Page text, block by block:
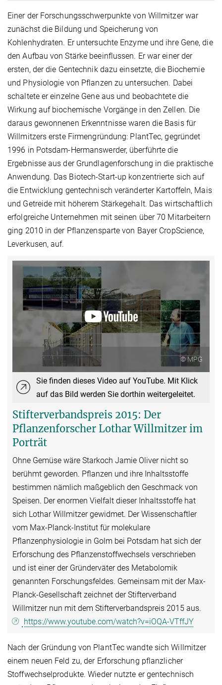
Einer der Forschungsschwerpunkte von Willmitzer war
zunächst die Bildung und Speicherung von
Kohlenhydraten. Er untersuchte Enzyme und ihre Gene, die
den Aufbau von Stärke beeinflussen. Er war einer der
ersten, der die Gentechnik dazu einsetzte, die Biochemie
und Physiologie von Pflanzen zu untersuchen. Dabei
schaltete er einzelne Gene aus und beobachtete die
Wirkung auf biochemische Vorgänge in den Zellen. Die
daraus gewonnenen Erkenntnisse waren die Basis für
Willmitzers erste Firmengründung: PlantTec, gegründet
1996 in Potsdam-Hermanswerder, überführte die
Ergebnisse aus der Grundlagenforschung in die praktische
Anwendung. Das Biotech-Start-up konzentrierte sich auf
die Entwicklung gentechnisch veränderter Kartoffeln, Mais
und Getreide mit höherem Stärkegehalt. Das wirtschaftlich
erfolgreiche Unternehmen mit seinen über 70 Mitarbeitern
ging 2010 in der Pflanzensparte von Bayer CropScience,
Leverkusen, auf.
© MPG
Sie finden dieses Video auf YouTube. Mit Klick
auf das Bild werden Sie dorthin weitergeleitet.
Stifterverbandspreis 2015: Der
Pflanzenforscher Lothar Willmitzer im
Porträt
Ohne Gemüse wäre Starkoch Jamie Oliver nicht so
berühmt geworden. Pflanzen und ihre Inhaltsstoffe
bestimmen nämlich maßgeblich den Geschmack von
Speisen. Der enormen Vielfalt dieser Inhaltsstoffe hat
sich Lothar Willmitzer gewidmet. Der Wissenschaftler
vom Max-Planck-Institut für molekulare
Pflanzenphysiologie in Golm bei Potsdam hat sich der
Erforschung des Pflanzenstoffwechsels verschrieben
und ist einer der Gründerväter des Metabolomik
genannten Forschungsfeldes. Gemeinsam mit der Max-
Planck-Gesellschaft zeichnet der Stifterverband
Willmitzer nun mit dem Stifterverbandspreis 2015 aus.
https://www.youtube.com/watch?v=iOQA-VTffJY
Nach der Gründung von PlantTec wandte sich Willmitzer
einem neuen Feld zu, der Erforschung pflanzlicher
Stoffwechselprodukte. Wieder nutzte er gentechnisch